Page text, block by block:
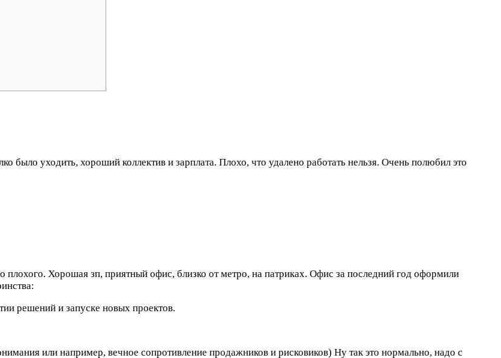
было уходить, хороший коллектив и зарплата. Плохо, что удалено работать нельзя. Очень полюбил это
плохого. Хорошая зп, приятный офис, близко от метро, на патриках. Офис за последний год оформили
решений и запуске новых проектов.
или например, вечное сопротивление продажников и рисковиков) Ну так это нормально, надо с